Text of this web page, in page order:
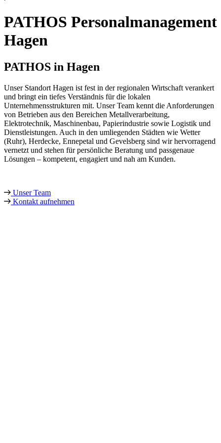
PATHOS Personalmanagement
Hagen
PATHOS in Hagen
Unser Standort Hagen ist fest in der regionalen Wirtschaft verankert
und bringt ein tiefes Verständnis für die lokalen
Unternehmensstrukturen mit. Unser Team kennt die Anforderungen
von Betrieben aus den Bereichen Metallverarbeitung,
Elektrotechnik, Maschinenbau, Papierindustrie sowie Logistik und
Dienstleistungen. Auch in den umliegenden Städten wie Wetter
(Ruhr), Herdecke, Ennepetal und Gevelsberg sind wir hervorragend
vernetzt und stehen für persönliche Beratung und passgenaue
Lösungen – kompetent, engagiert und nah am Kunden.
Unser Team
Kontakt aufnehmen